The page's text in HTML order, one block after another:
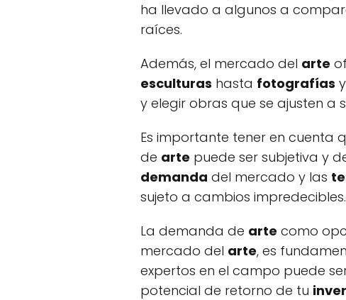
ha llevado a algunos a
raíces.
Además, el mercado del arte
esculturas hasta fotografías y
y elegir obras que se ajusten a
Es importante tener en cuenta
de arte puede ser subjetiva y
demanda del mercado y las
sujeto a cambios impredecibles.
La demanda de arte como
mercado del arte, es
expertos en el campo puede
potencial de retorno de tu